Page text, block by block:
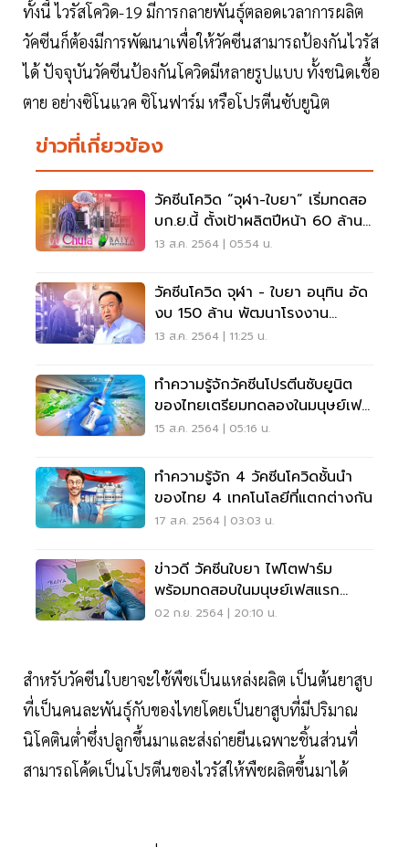
ทั้งนี้ ไวรัสโควิด-19 มีการกลายพันธุ์ตลอดเวลาการผลิต
วัคซีนก็ต้องมีการพัฒนาเพื่อให้วัคซีนสามารถป้องกันไวรัส
ได้ ปัจจุบันวัคซีนป้องกันโควิดมีหลายรูปแบบ ทั้งชนิดเชื้อ
ตาย อย่างซิโนแวค ซิโนฟาร์ม หรือโปรตีนซับยูนิต
ข่าวที่เกี่ยวข้อง
วัคซีนโควิด “จุฬา-ใบยา” เริ่มทดสอ
บก.ย.นี้ ตั้งเป้าผลิตปีหน้า 60 ล้าน
โดส
13 ส.ค. 2564 | 05:54 น.
วัคซีนโควิด จุฬา - ใบยา อนุทิน อัด
งบ 150 ล้าน พัฒนาโรงงาน
ต้นแบบ
13 ส.ค. 2564 | 11:25 น.
ทำความรู้จักวัคซีนโปรตีนซับยูนิต
ของไทยเตรียมทดลองในมนุษย์เฟส
แรกต้น ก.ย.
15 ส.ค. 2564 | 05:16 น.
ทำความรู้จัก 4 วัคซีนโควิดชั้นนำ
ของไทย 4 เทคโนโลยีที่แตกต่างกัน
17 ส.ค. 2564 | 03:03 น.
ข่าวดี วัคซีนใบยา ไฟโตฟาร์ม
พร้อมทดสอบในมนุษย์เฟสแรก
ก.ย.นี้
02 ก.ย. 2564 | 20:10 น.
สำหรับวัคซีนใบยาจะใช้พืชเป็นแหล่งผลิต เป็นต้นยาสูบ
ที่เป็นคนละพันธุ์กับของไทยโดยเป็นยาสูบที่มีปริมาณ
นิโคตินต่ำซึ่งปลูกขึ้นมาและส่งถ่ายยีนเฉพาะชิ้นส่วนที่
สามารถโค้ดเป็นโปรตีนของไวรัสให้พืชผลิตขึ้นมาได้